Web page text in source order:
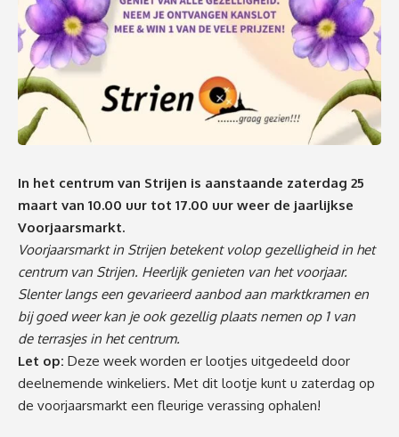
In het centrum van Strijen is aanstaande zaterdag 25
maart van 10.00 uur tot 17.00 uur weer de jaarlijkse
Voorjaarsmarkt.
Voorjaarsmarkt in Strijen betekent volop gezelligheid in het
centrum van Strijen. Heerlijk genieten van het voorjaar.
Slenter langs een gevarieerd aanbod aan marktkramen en
bij goed weer kan je ook gezellig plaats nemen op 1 van
de terrasjes in het centrum.
Let op: Deze week worden er lootjes uitgedeeld door
deelnemende winkeliers. Met dit lootje kunt u zaterdag op
de voorjaarsmarkt een fleurige verassing ophalen!